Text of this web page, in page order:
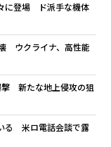
に登場 ド派手な機体
ウクライナ、高性能
撃 新たな地上侵攻の狙
る 米ロ電話会談で露